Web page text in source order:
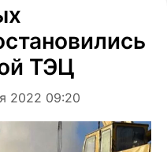
ТЭЦ
2022 09:20